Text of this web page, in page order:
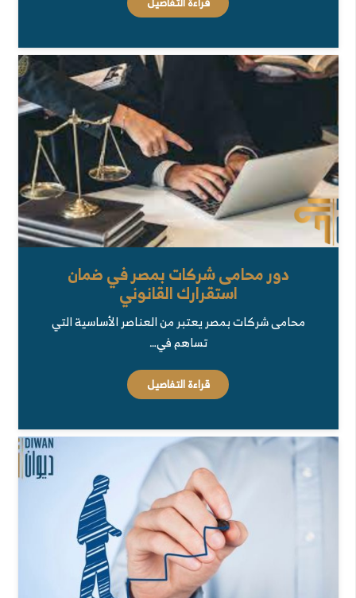
دور محامى شركات بمصر في ضمان
استقرارك القانوني
محامى شركات بمصر يعتبر من العناصر الأساسية التي
تساهم في…
قراءة التفاصيل